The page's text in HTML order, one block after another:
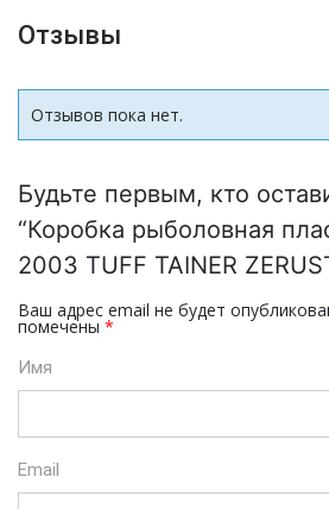
Отзывы
Отзывов пока нет.
Будьте первым, кто
“Коробка рыболовная
2003 TUFF TAINER
Ваш адрес email не будет
помечены *
Имя
Email